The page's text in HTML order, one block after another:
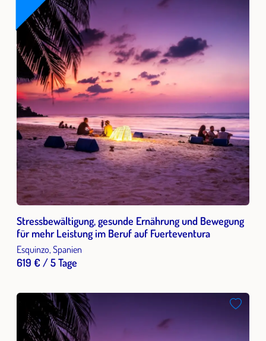
Stressbewältigung, gesunde Ernährung und Bewegung
für mehr Leistung im Beruf auf Fuerteventura
Esquinzo, Spanien
619 € / 5 Tage